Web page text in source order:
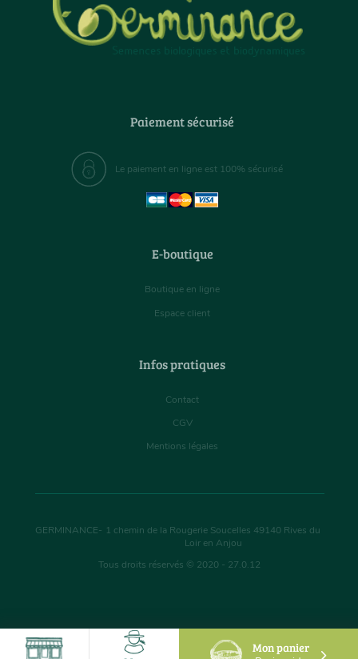
Mon panier
Paiement sécurisé
Le paiement en ligne est 100% sécurisé
E-boutique
Boutique en ligne
Espace client
Infos pratiques
Contact
CGV
Mentions légales
GERMINANCE- 1 chemin de la Rougerie Soucelles 49140 Rives du
Loir en Anjou
Tous droits réservés © 2020 - 27.0.12